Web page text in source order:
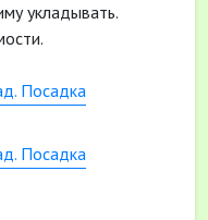
укладывать.